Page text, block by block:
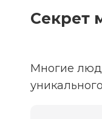
Секрет
Многие